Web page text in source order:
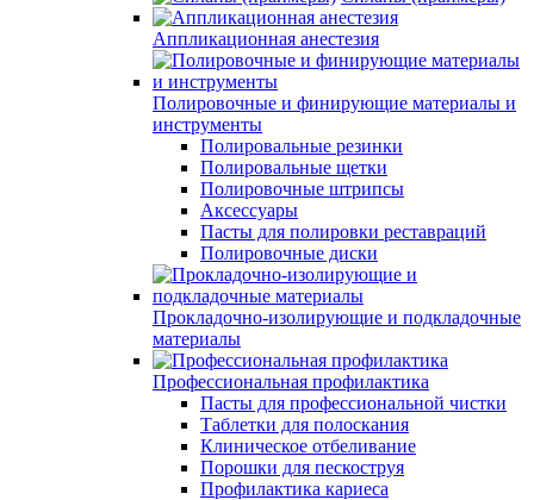
Аппликационная анестезия
Полировочные и финирующие материалы и
инструменты
Полировальные резинки
Полировальные щетки
Полировочные штрипсы
Аксессуары
Пасты для полировки реставраций
Полировочные диски
Прокладочно-изолирующие и подкладочные
материалы
Профессиональная профилактика
Пасты для профессиональной чистки
Таблетки для полоскания
Клиническое отбеливание
Порошки для пескоструя
Профилактика кариеса